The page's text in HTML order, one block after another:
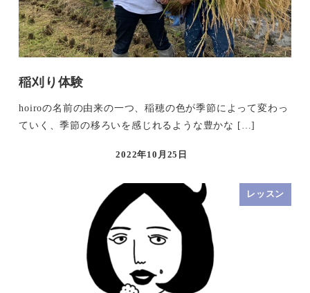
稲刈り体験
hoiroの名前の由来の一つ、稲穂の色が季節によって変わっ
ていく、季節の移ろいを感じれるような豊かな […]
2022年10月25日
レッスン